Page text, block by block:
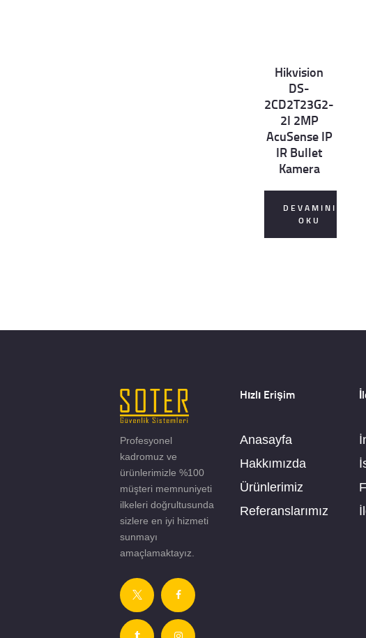
Hikvision
DS-
2CD2T23G2-
2I 2MP
AcuSense IP
IR Bullet
Kamera
DEVAMINI
OKU
Profesyonel
kadromuz ve
ürünlerimizle %100
müşteri memnuniyeti
ilkeleri doğrultusunda
sizlere en iyi hizmeti
sunmayı
amaçlamaktayız.
Hızlı Erişim
Anasayfa
Hakkımızda
Ürünlerimiz
Referanslarımız